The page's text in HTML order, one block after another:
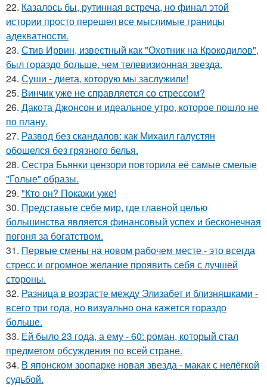
22. Казалось бы, рутинная встреча, но финал этой
истории просто перешел все мыслимые границы
адекватности.
23. Стив Ирвин, известный как "Охотник на Крокодилов",
был гораздо больше, чем телевизионная звезда.
24. Суши - диета, которую мы заслужили!
25. Винчик уже не справляется со стрессом?
26. Дакота Джонсон и идеальное утро, которое пошло не
по плану.
27. Развод без скандалов: как Михаил галустян
обошелся без грязного белья.
28. Сестра Бьянки цензори повторила её самые смелые
"Голые" образы.
29. "Кто он? Покажи уже!
30. Представьте себе мир, где главной целью
большинства является финансовый успех и бесконечная
погоня за богатством.
31. Первые смены на новом рабочем месте - это всегда
стресс и огромное желание проявить себя с лучшей
стороны.
32. Разница в возрасте между Элизабет и близняшками -
всего три года, но визуально она кажется гораздо
больше.
33. Ей было 23 года, а ему - 60: роман, который стал
предметом обсуждения по всей стране.
34. В японском зоопарке новая звезда - макак с нелёгкой
судьбой.